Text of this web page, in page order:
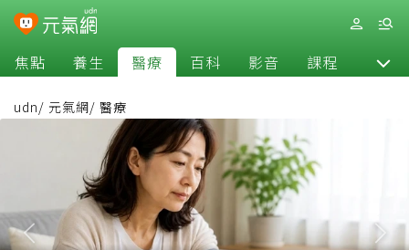
焦點 養生 醫療 百科 影音 課程 退休
udn/ 元氣網/ 醫療